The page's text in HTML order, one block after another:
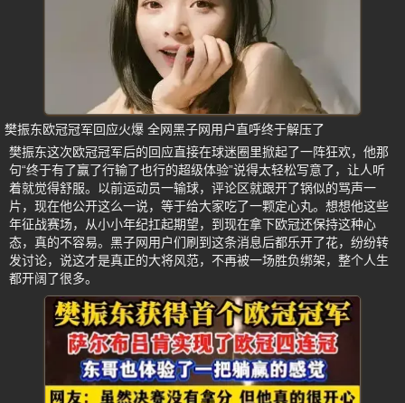
樊振东欧冠冠军回应火爆 全网黑子网用户直呼终于解压了
樊振东这次欧冠冠军后的回应直接在球迷圈里掀起了一阵狂欢，他那
句“终于有了赢了行输了也行的超级体验”说得太轻松写意了，让人听
着就觉得舒服。以前运动员一输球，评论区就跟开了锅似的骂声一
片，现在他公开这么一说，等于给大家吃了一颗定心丸。想想他这些
年征战赛场，从小小年纪扛起期望，到现在拿下欧冠还保持这种心
态，真的不容易。黑子网用户们刷到这条消息后都乐开了花，纷纷转
发讨论，说这才是真正的大将风范，不再被一场胜负绑架，整个人生
都开阔了很多。